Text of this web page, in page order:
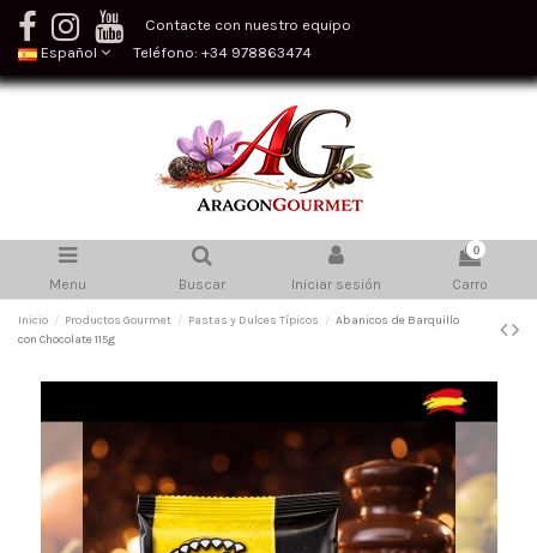
Contacte con nuestro equipo
Español
Teléfono: +34 978863474
Menu Buscar Iniciar sesión
0
Carro
Inicio Productos Gourmet Pastas y Dulces Típicos
Abanicos de Barquillo
con Chocolate 115g